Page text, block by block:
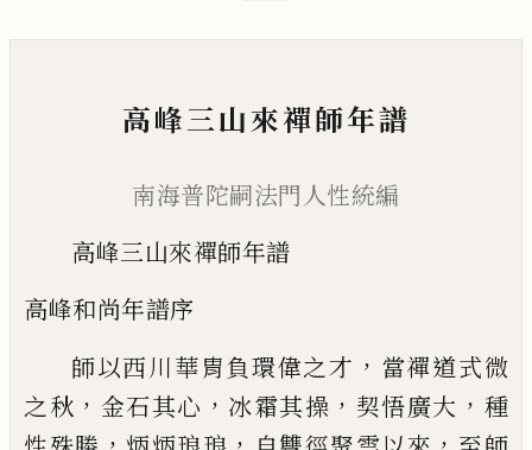
高峰三山來禪師年譜
南海普陀嗣法門人性統編
高峰三山來禪師年譜
高峰和尚年譜序
師以西川華胄負環偉之才 ， 當禪道式微
之秋 ， 金石其心 ， 冰霜其操 ， 契悟廣大 ， 種